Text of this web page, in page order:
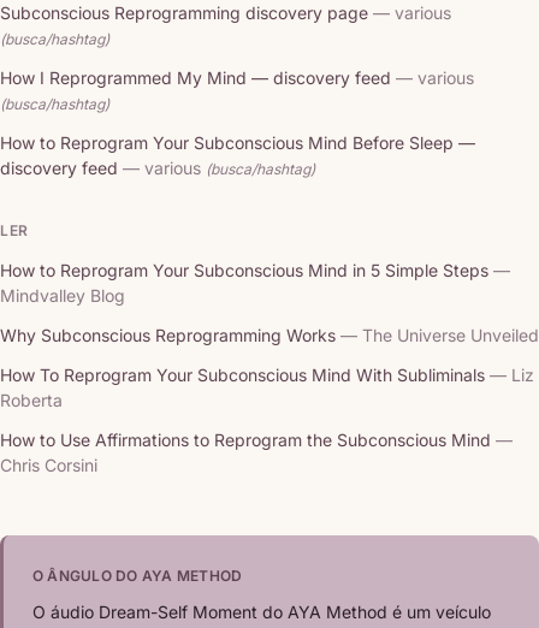
Subconscious Reprogramming discovery page — various
(busca/hashtag)
How I Reprogrammed My Mind — discovery feed — various
(busca/hashtag)
How to Reprogram Your Subconscious Mind Before Sleep —
discovery feed — various (busca/hashtag)
LER
How to Reprogram Your Subconscious Mind in 5 Simple Steps —
Mindvalley Blog
Why Subconscious Reprogramming Works — The Universe Unveiled
How To Reprogram Your Subconscious Mind With Subliminals — Liz
Roberta
How to Use Affirmations to Reprogram the Subconscious Mind —
Chris Corsini
O ÂNGULO DO AYA METHOD
O áudio Dream-Self Moment do AYA Method é um veículo